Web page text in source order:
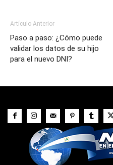
Artículo Anterior
Paso a paso: ¿Cómo puede
validar los datos de su hijo
para el nuevo DNI?